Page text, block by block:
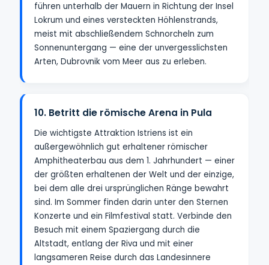
führen unterhalb der Mauern in Richtung der Insel
Lokrum und eines versteckten Höhlenstrands,
meist mit abschließendem Schnorcheln zum
Sonnenuntergang — eine der unvergesslichsten
Arten, Dubrovnik vom Meer aus zu erleben.
10. Betritt die römische Arena in Pula
Die wichtigste Attraktion Istriens ist ein
außergewöhnlich gut erhaltener römischer
Amphitheaterbau aus dem 1. Jahrhundert — einer
der größten erhaltenen der Welt und der einzige,
bei dem alle drei ursprünglichen Ränge bewahrt
sind. Im Sommer finden darin unter den Sternen
Konzerte und ein Filmfestival statt. Verbinde den
Besuch mit einem Spaziergang durch die
Altstadt, entlang der Riva und mit einer
langsameren Reise durch das Landesinnere